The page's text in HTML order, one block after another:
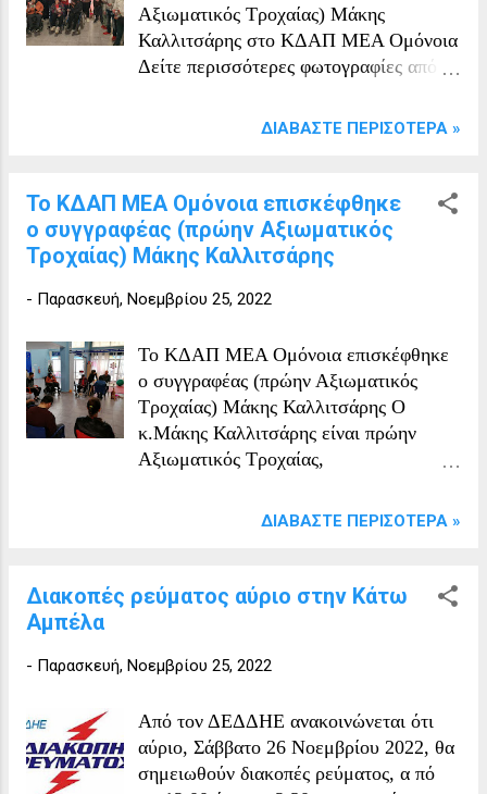
Αξιωματικός Τροχαίας) Μάκης
Καλλιτσάρης στο ΚΔΑΠ ΜΕΑ Ομόνοια
Δείτε περισσότερες φωτογραφίες από
ΕΔΩ Φωτογραφία από ΚΔΑΠ ΜΕΑ
ΔΙΑΒΆΣΤΕ ΠΕΡΙΣΌΤΕΡΑ »
Το ΚΔΑΠ ΜΕΑ Ομόνοια επισκέφθηκε
ο συγγραφέας (πρώην Αξιωματικός
Τροχαίας) Μάκης Καλλιτσάρης
- Παρασκευή, Νοεμβρίου 25, 2022
Το ΚΔΑΠ ΜΕΑ Ομόνοια επισκέφθηκε
ο συγγραφέας (πρώην Αξιωματικός
Τροχαίας) Μάκης Καλλιτσάρης Ο
κ.Μάκης Καλλιτσάρης είναι πρώην
Αξιωματικός Τροχαίας,
Τροχαίων Ατυχημάτων και συγγραφέας
ΠΕΡΠΑΤΑΜΕ ΜΑΖΙ». Ο
κ. Καλλιτσάρης μίλησε για τους
για να περπατάμε ασφαλείς στον δρόμο
ερωτήσεις των παιδιών. Ο συγγραφέας
στα πλαίσια της επίσκεψης του
στο ΚΔΑΠ ΜΕΑ Ομόνοια έδωσε σε
ΔΙΑΒΆΣΤΕ ΠΕΡΙΣΌΤΕΡΑ »
Διακοπές ρεύματος αύριο στην Κάτω
Αμπέλα
- Παρασκευή, Νοεμβρίου 25, 2022
Από τον ΔΕΔΔΗΕ ανακοινώνεται ότι
αύριο, Σάββατο 26 Νοεμβρίου 2022, θα
σημειωθούν διακοπές ρεύματος, α πό